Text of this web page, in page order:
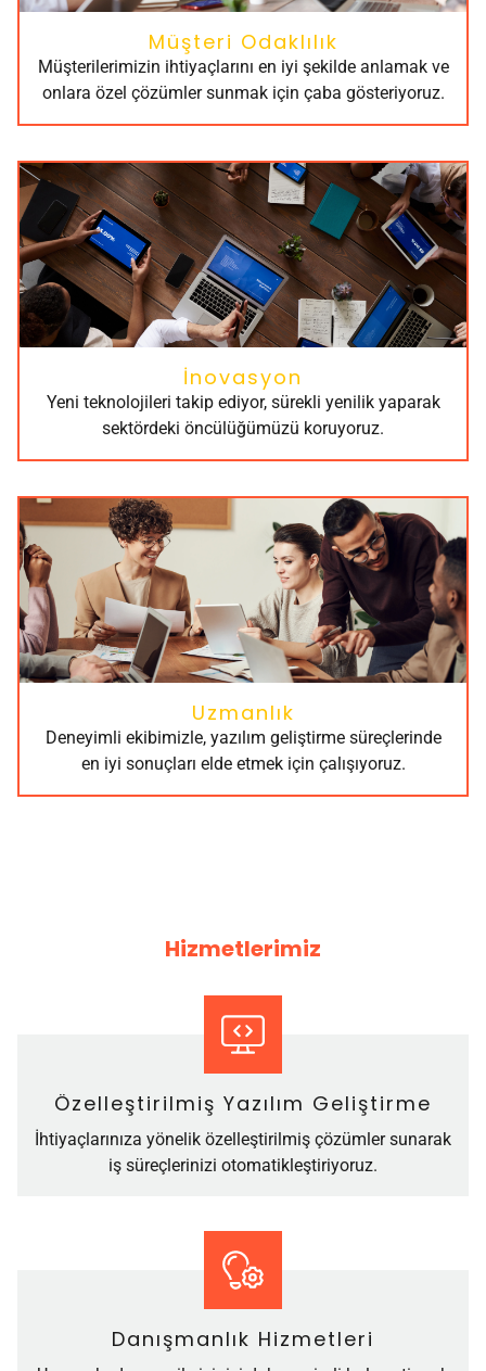
Müşteri Odaklılık
Müşterilerimizin ihtiyaçlarını en iyi şekilde anlamak ve
onlara özel çözümler sunmak için çaba gösteriyoruz.
İnovasyon
Yeni teknolojileri takip ediyor, sürekli yenilik yaparak
sektördeki öncülüğümüzü koruyoruz.
Uzmanlık
Deneyimli ekibimizle, yazılım geliştirme süreçlerinde
en iyi sonuçları elde etmek için çalışıyoruz.
Hizmetlerimiz
Özelleştirilmiş Yazılım Geliştirme
İhtiyaçlarınıza yönelik özelleştirilmiş çözümler sunarak
iş süreçlerinizi otomatikleştiriyoruz.
Danışmanlık Hizmetleri